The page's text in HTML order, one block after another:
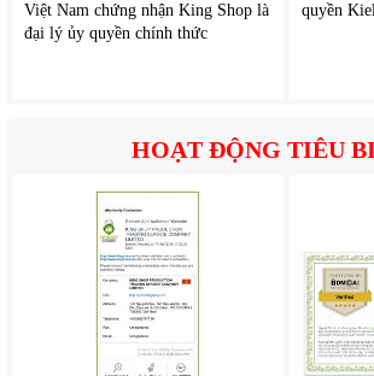
3. Thiết kế nhỏ gọn, dễ vận hành
đến nhiều vị trí khác nhau như sân
II. Tính năng nổi bật của Máy rửa xe cao
Việt Nam chứng nhận King Shop là
đại lý ủy quyền chính thức
quyền
HOẠT ĐỘNG TIÊU